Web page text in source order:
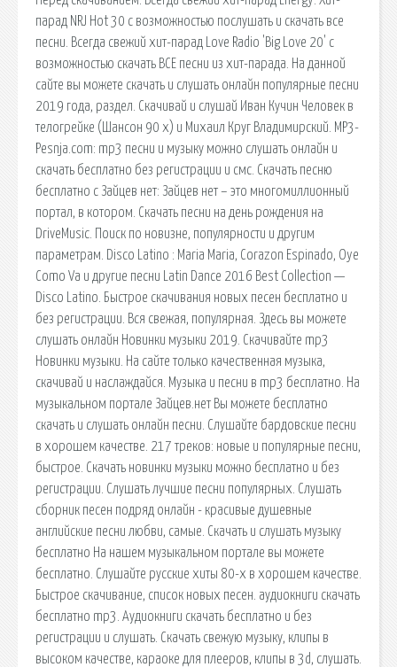
парад NRJ Hot 30 с возможностью послушать и скачать все
песни. Всегда свежий хит-парад Love Radio 'Big Love 20' с
возможностью скачать ВСЕ песни из хит-парада. На данной
сайте вы можете скачать и слушать онлайн популярные песни
2019 года, раздел. Скачивай и слушай Иван Кучин Человек в
телогрейке (Шансон 90 х) и Михаил Круг Владимирский. MP3-
Pesnja.com: mp3 песни и музыку можно слушать онлайн и
скачать бесплатно без регистрации и смс. Скачать песню
бесплатно с Зайцев нет: Зайцев нет – это многомиллионный
портал, в котором. Скачать песни на день рождения на
DriveMusic. Поиск по новизне, популярности и другим
параметрам. Disco Latino : Maria Maria, Corazon Espinado, Oye
Como Va и другие песни Latin Dance 2016 Best Collection —
Disco Latino. Быстрое скачивания новых песен бесплатно и
без регистрации. Вся свежая, популярная. Здесь вы можете
слушать онлайн Новинки музыки 2019. Скачивайте mp3
Новинки музыки. На сайте только качественная музыка,
скачивай и наслаждайся. Музыка и песни в mp3 бесплатно. На
музыкальном портале Зайцев.нет Вы можете бесплатно
скачать и слушать онлайн песни. Слушайте бардовские песни
в хорошем качестве. 217 треков: новые и популярные песни,
быстрое. Скачать новинки музыки можно бесплатно и без
регистрации. Слушать лучшие песни популярных. Слушать
сборник песен подряд онлайн - красивые душевные
английские песни любви, самые. Скачать и слушать музыку
бесплатно На нашем музыкальном портале вы можете
бесплатно. Слушайте русские хиты 80-х в хорошем качестве.
Быстрое скачивание, список новых песен. аудиокниги скачать
бесплатно mp3. Аудиокниги скачать бесплатно и без
регистрации и слушать. Скачать свежую музыку, клипы в
высоком качестве, караоке для плееров, клипы в 3d, слушать.